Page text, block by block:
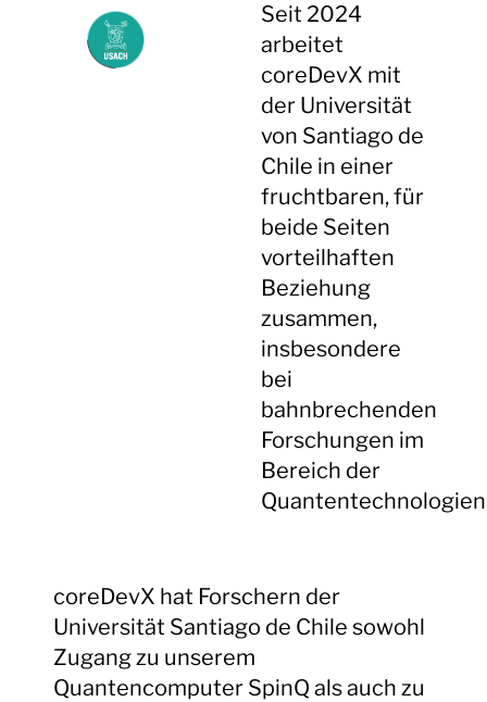
Seit 2024
arbeitet
coreDevX mit
der Universität
von Santiago de
Chile in einer
fruchtbaren, für
beide Seiten
vorteilhaften
Beziehung
zusammen,
insbesondere
bei
bahnbrechenden
Forschungen im
Bereich der
coreDevX hat Forschern der
Universität Santiago de Chile sowohl
Zugang zu unserem
Quantencomputer SpinQ als auch zu